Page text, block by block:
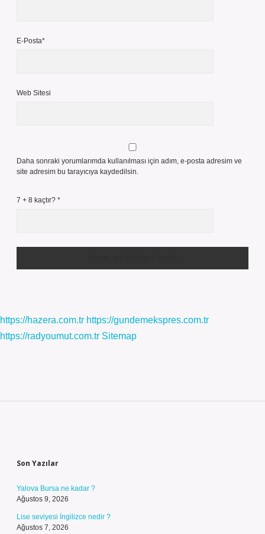
E-Posta*
Web Sitesi
Daha sonraki yorumlarımda kullanılması için adım, e-posta adresim ve
site adresim bu tarayıcıya kaydedilsin.
7 + 8 kaçtır? *
https://hazera.com.tr https://gundemekspres.com.tr
https://radyoumut.com.tr Sitemap
Son Yazılar
Yalova Bursa ne kadar ?
Ağustos 9, 2026
Lise seviyesi İngilizce nedir ?
Ağustos 7, 2026